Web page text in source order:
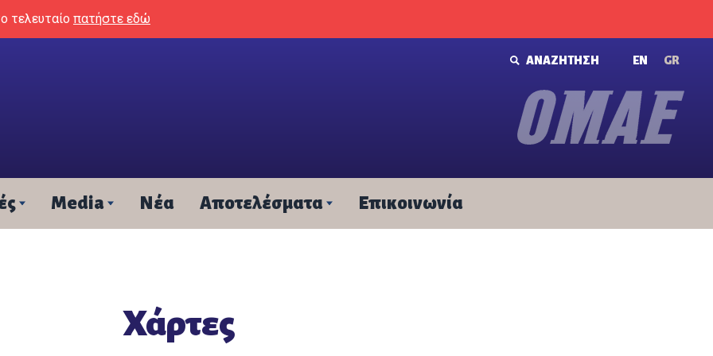
τελευταίο πατήστε εδώ
ΑΝΑΖΗΤΗΣΗ ΕΝ GR
Media Νέα Αποτελέσματα Επικοινωνία
Χάρτες